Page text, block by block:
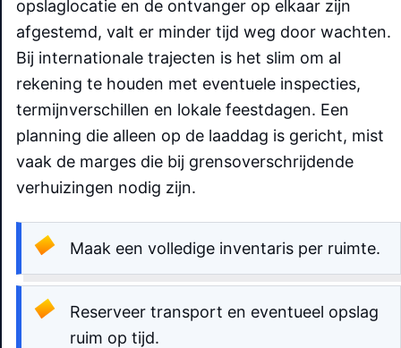
opslaglocatie en de ontvanger op elkaar zijn
afgestemd, valt er minder tijd weg door wachten.
Bij internationale trajecten is het slim om al
rekening te houden met eventuele inspecties,
termijnverschillen en lokale feestdagen. Een
planning die alleen op de laaddag is gericht, mist
vaak de marges die bij grensoverschrijdende
verhuizingen nodig zijn.
Maak een volledige inventaris per ruimte.
Reserveer transport en eventueel opslag
ruim op tijd.